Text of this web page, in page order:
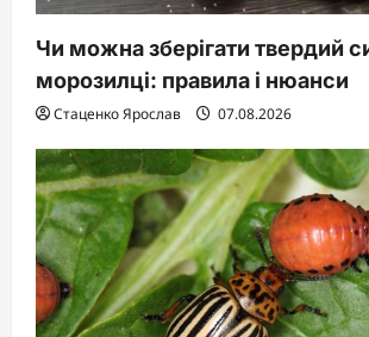
Чи можна зберігати твердий
морозилці: правила і нюанси
Стаценко Ярослав 07.08.2026